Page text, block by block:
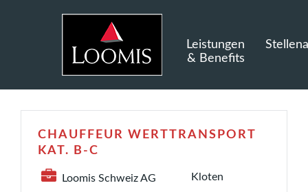
Leistungen
& Benefits
CHAUFFEUR WERTTRANSPORT
KAT. B-C
Loomis Schweiz AG Kloten